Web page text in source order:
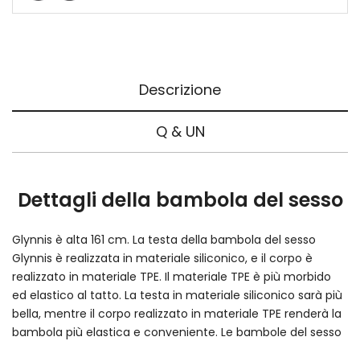
Descrizione
Q & UN
Dettagli della bambola del sesso
Glynnis è alta 161 cm. La testa della bambola del sesso
Glynnis è realizzata in materiale siliconico, e il corpo è
realizzato in materiale TPE. Il materiale TPE è più morbido
ed elastico al tatto. La testa in materiale siliconico sarà più
bella, mentre il corpo realizzato in materiale TPE renderà la
bambola più elastica e conveniente. Le bambole del sesso